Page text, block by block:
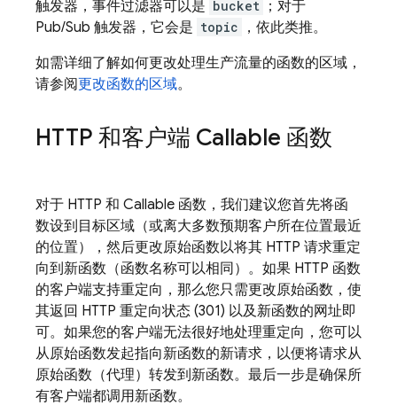
触发器，事件过滤器可以是 bucket ；对于
Pub/Sub 触发器，它会是 topic
，依此类推。
如需详细了解如何更改处理生产流量的函数的区域，
请参阅更改函数的区域。
HTTP 和客户端 Callable 函数
对于 HTTP 和 Callable 函数，我们建议您首先将函
数设到目标区域（或离大多数预期客户所在位置最近
的位置），然后更改原始函数以将其 HTTP 请求重定
向到新函数（函数名称可以相同）。如果 HTTP 函数
的客户端支持重定向，那么您只需更改原始函数，使
其返回 HTTP 重定向状态 (301) 以及新函数的网址即
可。如果您的客户端无法很好地处理重定向，您可以
从原始函数发起指向新函数的新请求，以便将请求从
原始函数（代理）转发到新函数。 最后一步是确保所
有客户端都调用新函数。